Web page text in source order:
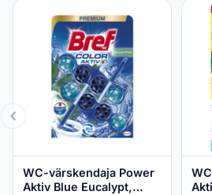
WC-värskendaja Power
Aktiv Blue Eucalypt,